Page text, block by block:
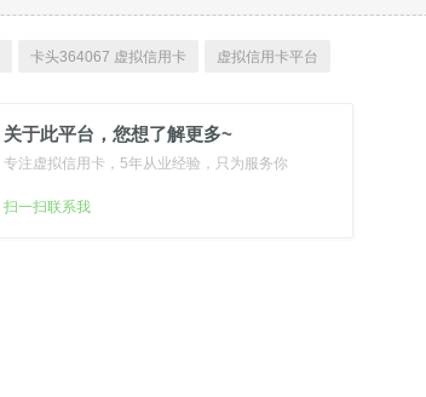
卡头364067 虚拟信用卡 虚拟信用卡平台
关于此平台，您想了解更多~
专注虚拟信用卡，5年从业经验，只为服务你
扫一扫联系我